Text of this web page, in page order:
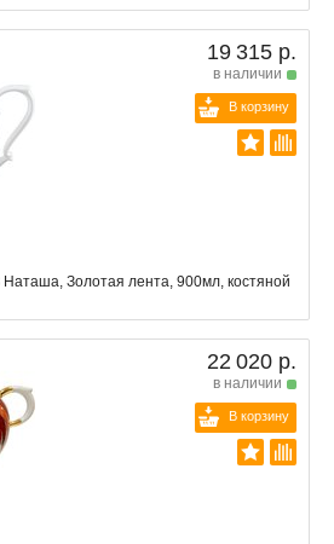
19 315 р.
в наличии
В корзину
Золотая лента, 900мл, костяной
22 020 р.
в наличии
В корзину